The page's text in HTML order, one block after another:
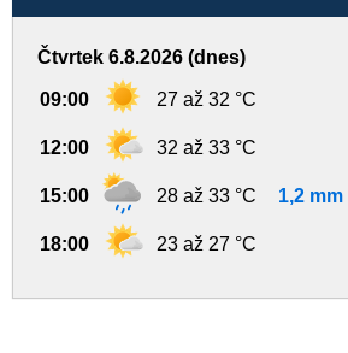
Čtvrtek 6.8.2026 (dnes)
09:00 27 až 32 °C
12:00 32 až 33 °C
15:00 28 až 33 °C 1,2 mm
18:00 23 až 27 °C